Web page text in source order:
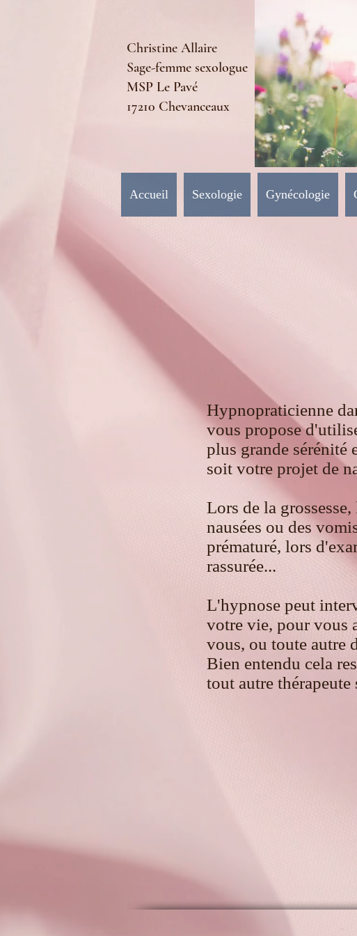
Christine Allaire
Sage-femme sexologue
MSP Le Pavé
17210 Chevanceaux
Accueil Sexologie Gynécologie
Hypnopraticienne
vous propose
plus grande sérénité
soit votre projet de
Lors de la
nausées ou des
prématuré, lors
rassurée...
L'hypnose peut
votre vie, pour vous
vous, ou toute autre
Bien entendu cela
tout autre